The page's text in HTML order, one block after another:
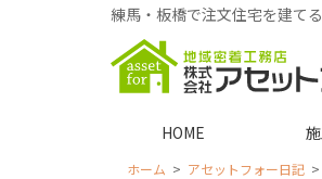
練馬・板橋で注文住宅を建て
HOME
ホーム アセットフォー日記